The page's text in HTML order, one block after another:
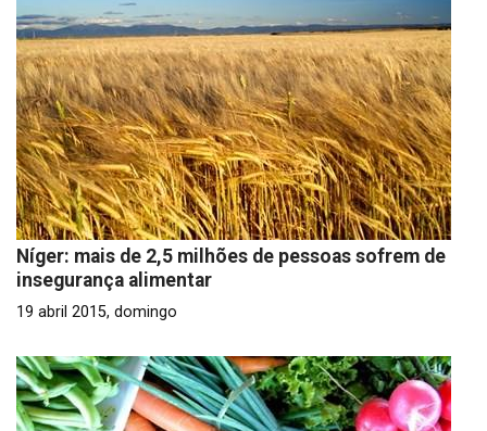
Níger: mais de 2,5 milhões de pessoas sofrem de
insegurança alimentar
19 abril 2015, domingo